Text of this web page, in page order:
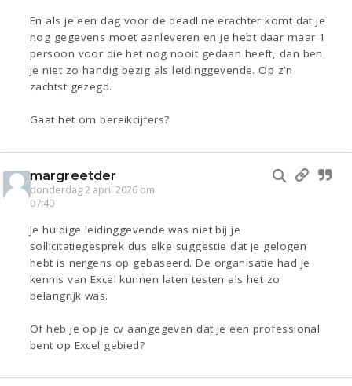
En als je een dag voor de deadline erachter komt dat je
nog gegevens moet aanleveren en je hebt daar maar 1
persoon voor die het nog nooit gedaan heeft, dan ben
je niet zo handig bezig als leidinggevende. Op z’n
zachtst gezegd.
Gaat het om bereikcijfers?
margreetder
donderdag 2 april 2026 om
07:40
Je huidige leidinggevende was niet bij je
sollicitatiegesprek dus elke suggestie dat je gelogen
hebt is nergens op gebaseerd. De organisatie had je
kennis van Excel kunnen laten testen als het zo
belangrijk was.
Of heb je op je cv aangegeven dat je een professional
bent op Excel gebied?